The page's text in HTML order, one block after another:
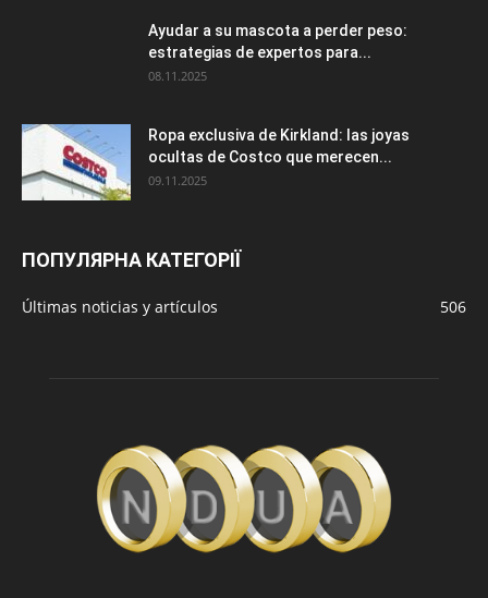
Ayudar a su mascota a perder peso:
estrategias de expertos para...
08.11.2025
Ropa exclusiva de Kirkland: las joyas
ocultas de Costco que merecen...
09.11.2025
ПОПУЛЯРНА КАТЕГОРІЇ
Últimas noticias y artículos 506